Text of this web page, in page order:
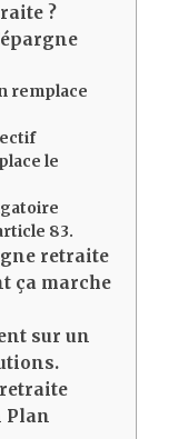
?
remplace
le
83.
retraite
ça marche
sur un
Plan